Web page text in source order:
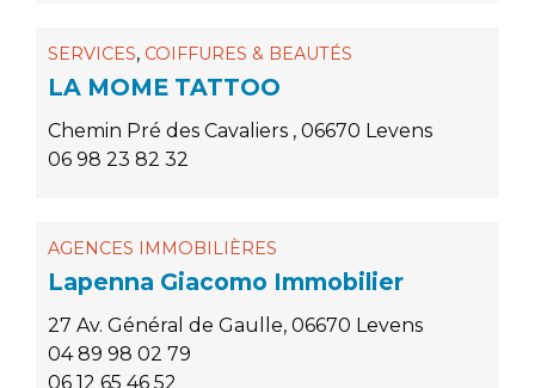
SERVICES, COIFFURES & BEAUTÉS
LA MOME TATTOO
Chemin Pré des Cavaliers , 06670 Levens
06 98 23 82 32
AGENCES IMMOBILIÈRES
Lapenna Giacomo Immobilier
27 Av. Général de Gaulle, 06670 Levens
04 89 98 02 79
06 12 65 46 52